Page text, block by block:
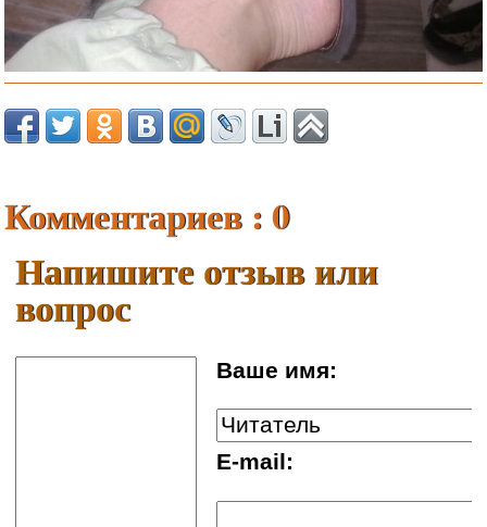
Комментариев : 0
Напишите отзыв или
вопрос
Ваше имя:
E-mail: